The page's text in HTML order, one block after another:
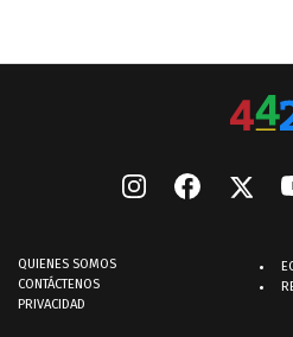
QUIENES SOMOS
CONTÁCTENOS
PRIVACIDAD